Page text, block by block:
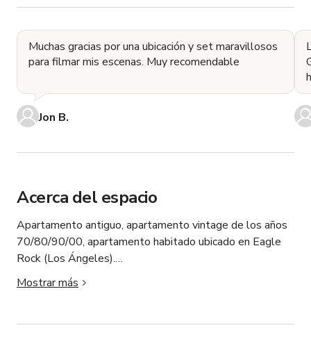
Muchas gracias por una ubicación y set maravillosos
para filmar mis escenas. Muy recomendable
Jon B.
Acerca del espacio
Apartamento antiguo, apartamento vintage de los años
70/80/90/00, apartamento habitado ubicado en Eagle
Rock (Los Ángeles).
El espacio tiene mucha luz natural y una hermosa
de apartamento está ubicado en un edificio comercial
Mostrar más